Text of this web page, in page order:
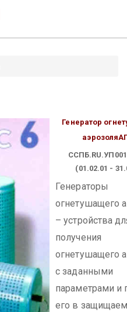
Генератор
аэрозоля
(01.02.01 -
Генераторы
огнетушащего
– устройства
получения
огнетушащего
с заданными
параметрами и
его в